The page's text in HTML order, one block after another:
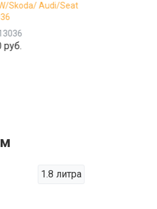
Skoda/ Audi/Seat
руб.
1.8 литра